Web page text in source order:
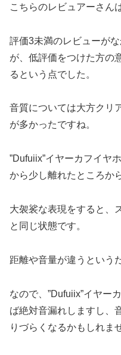
こちらのレビュアーさん
評価3未満のレビューが
が、低評価をつけた方の
るという点でした。
音質については大方クリ
が多かったですね。
”Dufuiix”イヤーカフイヤ
から少し離れたところか
大袈裟な表現をすると、
と同じ状態です。
距離や音量が違うという
なので、”Dufuiix”イヤー
ば絶対音漏れしますし、
りづらくなるかもしれま